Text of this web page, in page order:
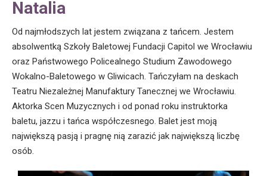
Natalia
Od najmłodszych lat jestem związana z tańcem. Jestem
absolwentką Szkoły Baletowej Fundacji Capitol we Wrocławiu
oraz Państwowego Policealnego Studium Zawodowego
Wokalno-Baletowego w Gliwicach. Tańczyłam na deskach
Teatru Niezależnej Manufaktury Tanecznej we Wrocławiu.
Aktorka Scen Muzycznych i od ponad roku instruktorka
baletu, jazzu i tańca współczesnego. Balet jest moją
największą pasją i pragnę nią zarazić jak największą liczbę
osób.